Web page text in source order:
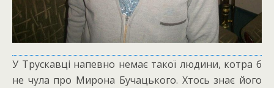
У Трускавці напевно немає такої людини, котра б
не чула про Мирона Бучацького. Хтось знає його